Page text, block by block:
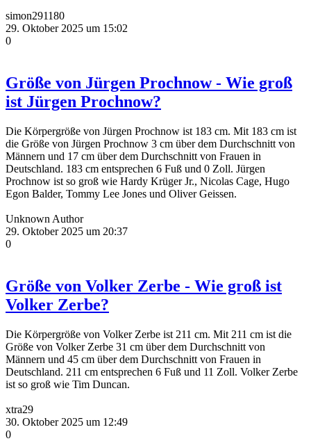
simon291180
29. Oktober 2025 um 15:02
0
Größe von Jürgen Prochnow - Wie groß
ist Jürgen Prochnow?
Die Körpergröße von Jürgen Prochnow ist 183 cm. Mit 183 cm ist
die Größe von Jürgen Prochnow 3 cm über dem Durchschnitt von
Männern und 17 cm über dem Durchschnitt von Frauen in
Deutschland. 183 cm entsprechen 6 Fuß und 0 Zoll. Jürgen
Prochnow ist so groß wie Hardy Krüger Jr., Nicolas Cage, Hugo
Egon Balder, Tommy Lee Jones und Oliver Geissen.
Unknown Author
29. Oktober 2025 um 20:37
0
Größe von Volker Zerbe - Wie groß ist
Volker Zerbe?
Die Körpergröße von Volker Zerbe ist 211 cm. Mit 211 cm ist die
Größe von Volker Zerbe 31 cm über dem Durchschnitt von
Männern und 45 cm über dem Durchschnitt von Frauen in
Deutschland. 211 cm entsprechen 6 Fuß und 11 Zoll. Volker Zerbe
ist so groß wie Tim Duncan.
xtra29
30. Oktober 2025 um 12:49
0